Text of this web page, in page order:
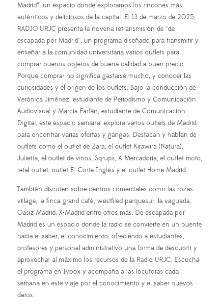
Madrid”: un espacio donde exploramos los rincones más
auténticos y deliciosos de la capital. El 13 de marzo de 2025,
RADIO URJC presenta la novena retransmisión de “de
escapada por Madrid”, un programa diseñado para transmitir y
enseñar a la comunidad universitaria varios outlets para
comprar buenos objetos de buena calidad a buen precio.
Porque comprar no significa gastarse mucho, y conocer las
curiosidades y el origen de los outlets. Bajo la conducción de
Verónica Jiménez, estudiante de Periodismo y Comunicación
Audiovisual y Marcia Farfán, estudiante de Comunicación
Digital, este espacio semanal explora varios outlets de Madrid
para encontrar varias ofertas y gangas. Destacan y hablan de
outlets como el outlet de Zara, el outlet Kirawira (Natura),
Julietta, el outlet de vinos, Sqrups, A Mercadoria, el outlet moto,
retal outlet, outlet El Corte Inglés y el outlet Home Madrid.
También discuten sobre centros comerciales como las rozas
village, la finca grand café, westfiled parquesur, la vaguada,
Oasiz Madrid, X-Madrid entre otros más. De escapada por
Madrid es un espacio donde la radio se convierte en un puente
hacia el saber, el conocimiento, ofreciendo a estudiantes,
profesores y personal administrativo una forma de descubrir y
aprovechar al máximo los recursos de la Radio URJC. Escucha
el programa en Ivoox y acompaña a las locutoras cada
semana en este viaje por el conocimiento y el saber nuevos
datos.